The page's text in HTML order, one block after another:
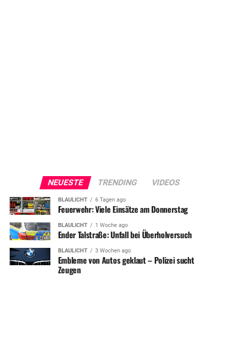
NEUESTE TRENDING VIDEOS
BLAULICHT 6 Tagen ago
Feuerwehr: Viele Einsätze am Donnerstag
BLAULICHT 1 Woche ago
Ender Talstraße: Unfall bei Überholversuch
BLAULICHT 3 Wochen ago
Embleme von Autos geklaut – Polizei sucht
Zeugen